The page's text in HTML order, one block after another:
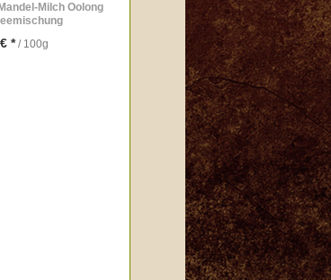
Milch Oolong
* / 100g